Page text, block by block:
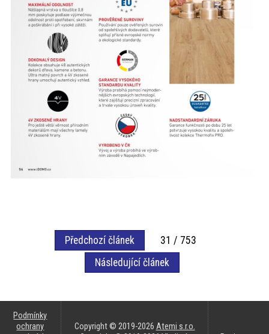
Předchozí článek
31 / 753
Následující článek
Podmínky
ochrany
Copyright © 2019-2026 Atemi s.r.o.